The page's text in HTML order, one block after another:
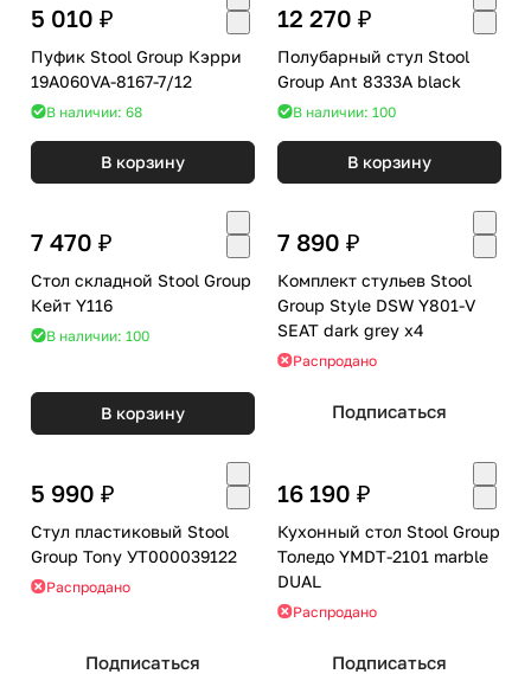
5 010 ₽
Пуфик Stool Group Кэрри
19A060VA-8167-7/12
В наличии: 68
В корзину
12 270 ₽
Полубарный стул Stool
Group Ant 8333A black
В наличии: 100
В корзину
7 470 ₽
Стол складной Stool Group
Кейт Y116
В наличии: 100
В корзину
7 890 ₽
Комплект стульев Stool
Group Style DSW Y801-V
SEAT dark grey x4
Распродано
Подписаться
5 990 ₽
Стул пластиковый Stool
Group Tony УТ000039122
Распродано
Подписаться
16 190 ₽
Кухонный стол Stool Group
Толедо YMDT-2101 marble
DUAL
Распродано
Подписаться